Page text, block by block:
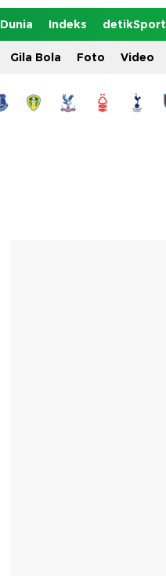
Dunia Indeks detikSport
Gila Bola Foto Video